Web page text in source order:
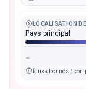
LOCALISATION
Pays principal
-
faux abonnés /